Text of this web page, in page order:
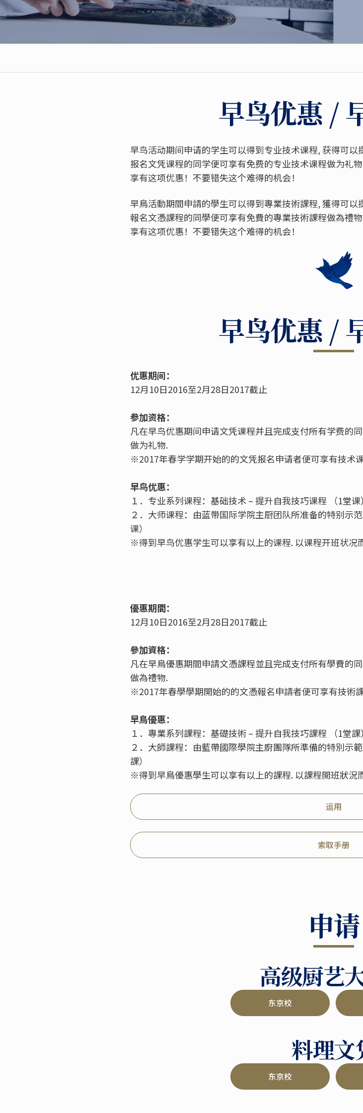
早鸟优惠 /
早鸟活动期间申请的学生可以得到专业技术课程, 获得可
报名文凭课程的同学便可享有免费的专业技术课程做为礼
享有这项优惠！不要错失这个难得的机会！
早鳥活動期間申請的學生可以得到專業技術課程, 獲得可
報名文憑課程的同學便可享有免費的專業技術課程做為禮
享有这项优惠！不要错失这个难得的机会！
早鸟优惠 /
优惠期间：
12月10日2016至2月28日2017截止
参加资格：
凡在早鸟优惠期间申请文凭课程并且完成支付所有学费的
做为礼物.
※2017年春学学期开始的的文凭报名申请者便可享有技术
早鸟优惠：
１．专业系列课程：基础技术 – 提升自我技巧课程 （1堂课）
２．大师课程：由蓝带国际学院主厨团队所准备的特别示
课）
※得到早鸟优惠学生可以享有以上的课程. 以课程开班状况
優惠期間：
12月10日2016至2月28日2017截止
參加資格：
凡在早鳥優惠期間申請文憑課程並且完成支付所有學費的
做為禮物.
※2017年春學學期開始的的文憑報名申請者便可享有技術
早鳥優惠：
１．專業系列課程：基礎技術 – 提升自我技巧課程 （1堂課）
２．大師課程：由藍帶國際學院主廚團隊所準備的特別示
課）
※得到早鳥優惠學生可以享有以上的課程. 以課程開班狀況
运用
索取手册
申请
高级厨艺
东京校
料理文
东京校